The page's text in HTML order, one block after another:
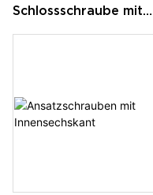
Schlossschraube mit